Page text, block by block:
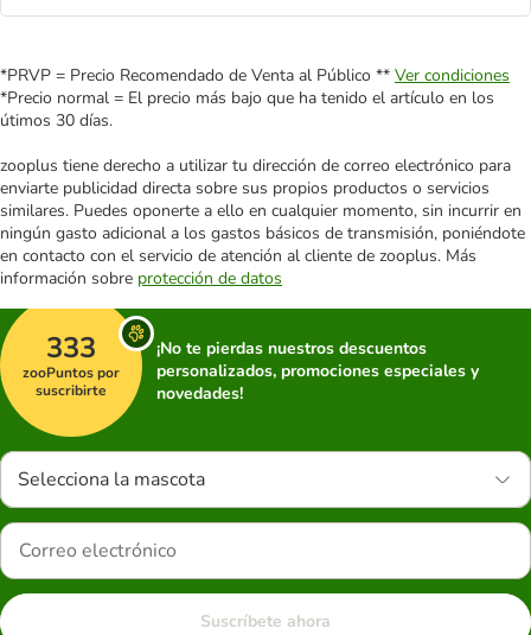
*PRVP = Precio Recomendado de Venta al Público ** Ver condiciones
*Precio normal = El precio más bajo que ha tenido el artículo en los
útimos 30 días.
zooplus tiene derecho a utilizar tu dirección de correo electrónico para
enviarte publicidad directa sobre sus propios productos o servicios
similares. Puedes oponerte a ello en cualquier momento, sin incurrir en
ningún gasto adicional a los gastos básicos de transmisión, poniéndote
en contacto con el servicio de atención al cliente de zooplus. Más
información sobre protección de datos
333
zooPuntos por
suscribirte
¡No te pierdas nuestros descuentos
personalizados, promociones especiales y
novedades!
Selecciona la mascota
Suscríbete ahora